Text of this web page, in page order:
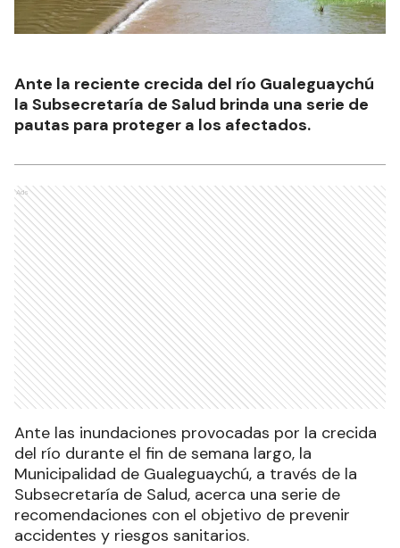
Ante la reciente crecida del río Gualeguaychú
la Subsecretaría de Salud brinda una serie de
pautas para proteger a los afectados.
Ads
Ante las inundaciones provocadas por la crecida
del río durante el fin de semana largo, la
Municipalidad de Gualeguaychú, a través de la
Subsecretaría de Salud, acerca una serie de
recomendaciones con el objetivo de prevenir
accidentes y riesgos sanitarios.